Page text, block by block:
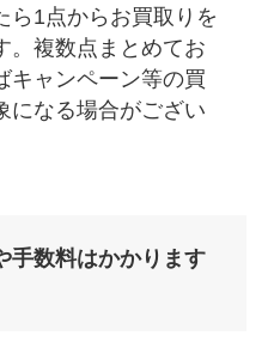
ら1点からお買取りを
。複数点まとめてお
キャンペーン等の買
になる場合がござい
手数料はかかります